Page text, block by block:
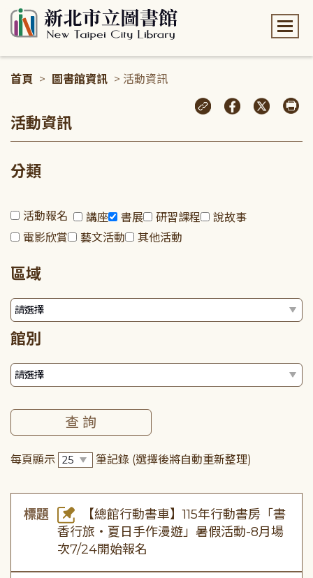
首頁 > 圖書館資訊 > 活動資訊
活動資訊
分類
活動報名 講座 書展 研習課程
說故事
電影欣賞
藝文活動 其他活動
區域
館別
每頁顯示 筆記錄 (選擇後將自動重新整理)
標題
【總館行動書車】115年行動書房「書
香行旅・夏日手作漫遊」暑假活動-8月場
次7/24開始報名